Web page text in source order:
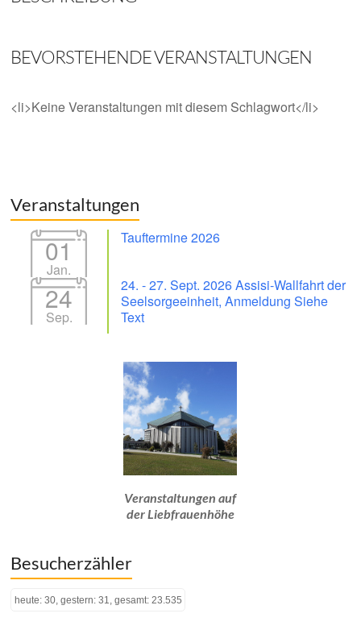
BEVORSTEHENDE VERANSTALTUNGEN
<li>Keine Veranstaltungen mit diesem Schlagwort</li>
Veranstaltungen
01
Jan.
Tauftermine 2026
24
Sep.
24. - 27. Sept. 2026 Assisi-Wallfahrt der
Seelsorgeeinheit, Anmeldung Siehe
Text
Veranstaltungen auf
der Liebfrauenhöhe
Besucherzähler
heute: 30, gestern: 31, gesamt: 23.535